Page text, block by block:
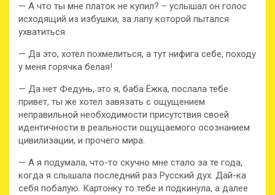
— А что ты мне платок не купил? – услышал он голос
исходящий из избушки, за лапу которой пытался
ухватиться.
— Да это, хотел похмелиться, а тут нифига себе, походу
у меня горячка белая!
— Да нет Федунь, это я, баба Ёжка, послала тебе
привет, ты же хотел завязать с ощущением
неправильной необходимости присутствия своей
идентичности в реальности ощущаемого осознанием
цивилизации, и прочего мира.
— А я подумала, что-то скучно мне стало за те года,
когда я слышала последний раз Русский дух. Дай-ка
себя побалую. Картонку то тебе и подкинула, а далее